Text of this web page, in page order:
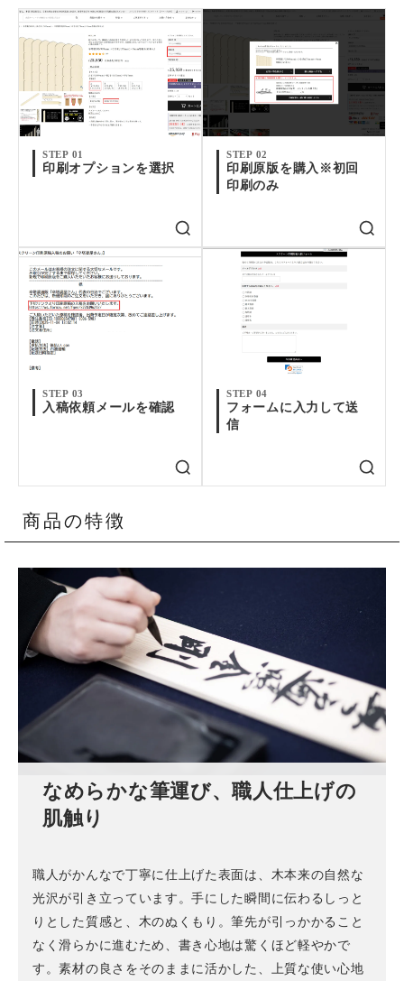
STEP 01
印刷オプションを選択
STEP 02
印刷原版を購入※初回
印刷のみ
STEP 03
入稿依頼メールを確認
STEP 04
フォームに入力して送
信
商品の特徴
なめらかな筆運び、職人仕上げの
肌触り
職人がかんなで丁寧に仕上げた表面は、木本来の自然な
光沢が引き立っています。手にした瞬間に伝わるしっと
りとした質感と、木のぬくもり。筆先が引っかかること
なく滑らかに進むため、書き心地は驚くほど軽やかで
す。素材の良さをそのままに活かした、上質な使い心地